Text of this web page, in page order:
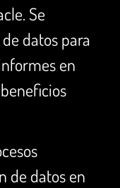
Se
datos para
en
de datos en